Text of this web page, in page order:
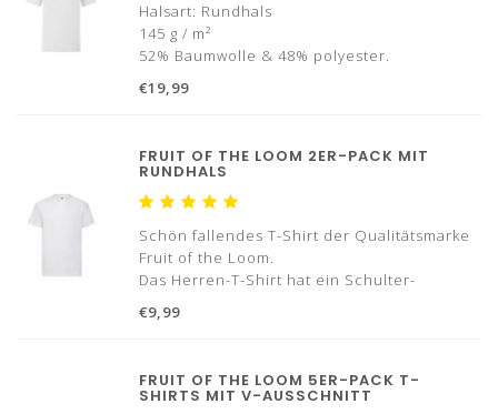
Halsart: Rundhals
145 g / m²
52% Baumwolle & 48% polyester.
Größen: S bis 5XL
✓ Schnelle Lieferung *
Lieferzeit von 2 - 3 Werktagen.
€19,99
FRUIT OF THE LOOM 2ER-PACK MIT
RUNDHALS
Schön fallendes T-Shirt der Qualitätsmarke
Fruit of the Loom.
Das Herren-T-Shirt hat ein Schulter-
100% Baumwolle.
100 % Baumwolle/ 180 Gramm
€9,99
FRUIT OF THE LOOM 5ER-PACK T-
SHIRTS MIT V-AUSSCHNITT